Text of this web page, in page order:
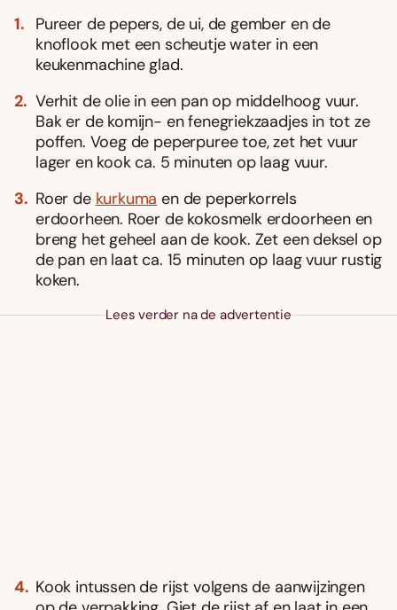
Pureer de pepers, de ui, de gember en de
knoflook met een scheutje water in een
keukenmachine glad.
Verhit de olie in een pan op middelhoog vuur.
Bak er de komijn- en fenegriekzaadjes in tot ze
poffen. Voeg de peperpuree toe, zet het vuur
lager en kook ca. 5 minuten op laag vuur.
Roer de kurkuma en de peperkorrels
erdoorheen. Roer de kokosmelk erdoorheen en
breng het geheel aan de kook. Zet een deksel op
de pan en laat ca. 15 minuten op laag vuur rustig
koken.
Lees verder na de advertentie
Kook intussen de rijst volgens de aanwijzingen